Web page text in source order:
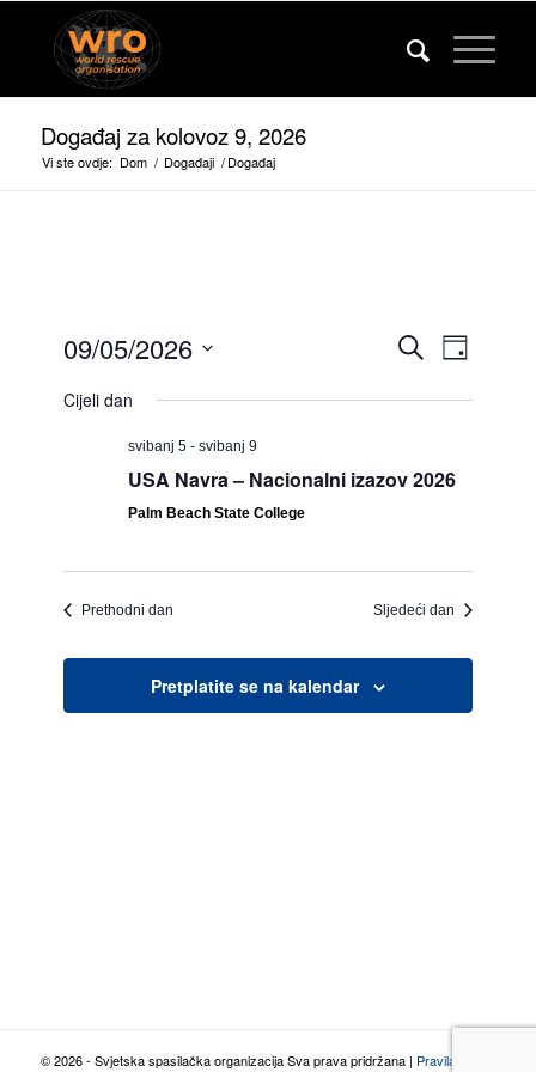
Događaj za kolovoz 9, 2026
Vi ste ovdje: Dom / Događaji / Događaj
Događaj
Pretraživanje
Pogled
na
Dan
09/05/2026
Datum.
Cijeli dan
svibanj 5 -svibanj 9
USA Navra – Nacionalni izazov 2026
Palm Beach State College
Prethodni dan Sljedeći dan
Pretplatite se na kalendar
© 2026 - Svjetska spasilačka organizacija Sva prava pridržana | Pravila o